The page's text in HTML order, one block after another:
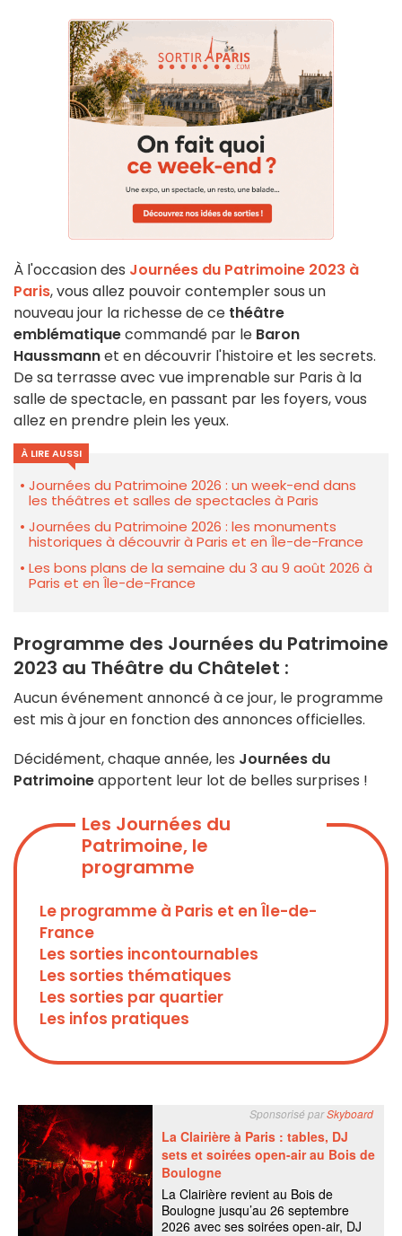
À l'occasion des Journées du Patrimoine 2023 à
Paris, vous allez pouvoir contempler sous un
nouveau jour la richesse de ce théâtre
emblématiquecommandé par le Baron
Haussmannet en découvrir l'histoire et les secrets.
De sa terrasse avec vue imprenable sur Paris à la
salle de spectacle, en passant par les foyers, vous
allez en prendre plein les yeux.
À LIRE AUSSI
Journées du Patrimoine 2026 : un week-end dans
les théâtres et salles de spectacles à Paris
Journées du Patrimoine 2026 : les monuments
historiques à découvrir à Paris et en Île-de-France
Les bons plans de la semaine du 3 au 9 août 2026 à
Paris et en Île-de-France
Programme des Journées du Patrimoine
2023 au Théâtre du Châtelet :
Aucun événement annoncé à ce jour, le programme
est mis à jour en fonction des annonces officielles.
Décidément, chaque année, les Journées du
Patrimoineapportent leur lot de belles surprises !
Les Journées du
Patrimoine, le
programme
Le programme à Paris et en Île-de-
France
Les sorties incontournables
Les sorties thématiques
Les sorties par quartier
Les infos pratiques